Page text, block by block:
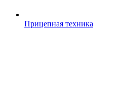
Прицепная техника